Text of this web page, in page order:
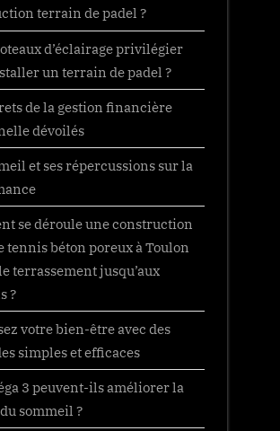
terrain de padel ?
d’éclairage privilégier
un terrain de padel ?
de la gestion financière
dévoilés
et ses répercussions sur la
se déroule une construction
tennis béton poreux à Toulon
terrassement jusqu’aux
?
votre bien-être avec des
simples et efficaces
3 peuvent-ils améliorer la
sommeil ?